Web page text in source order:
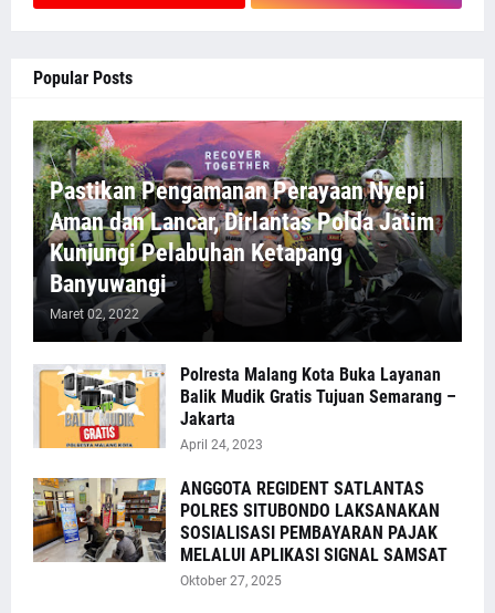
Popular Posts
Pastikan Pengamanan Perayaan Nyepi
Aman dan Lancar, Dirlantas Polda Jatim
Kunjungi Pelabuhan Ketapang
Banyuwangi
Maret 02, 2022
Polresta Malang Kota Buka Layanan
Balik Mudik Gratis Tujuan Semarang –
Jakarta
April 24, 2023
ANGGOTA REGIDENT SATLANTAS
POLRES SITUBONDO LAKSANAKAN
SOSIALISASI PEMBAYARAN PAJAK
MELALUI APLIKASI SIGNAL SAMSAT
Oktober 27, 2025